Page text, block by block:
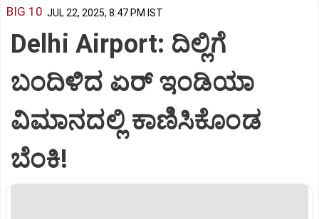
BIG 10 JUL 22, 2025, 8:47 PM IST
Delhi Airport: ದಿಲ್ಲಿಗೆ
ಬಂದಿಳಿದ ಏರ್‌ ಇಂಡಿಯಾ
ವಿಮಾನದಲ್ಲಿ ಕಾಣಿಸಿಕೊಂಡ
ಬೆಂಕಿ!